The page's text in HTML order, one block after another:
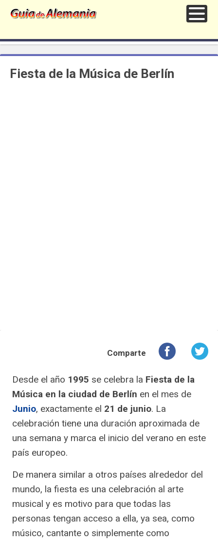
Fiesta de la Música de Berlín
Comparte
Desde el año 1995 se celebra la Fiesta de la
Música en la ciudad de Berlín en el mes de
Junio, exactamente el 21 de junio. La
celebración tiene una duración aproximada de
una semana y marca el inicio del verano en este
país europeo.
De manera similar a otros países alrededor del
mundo, la fiesta es una celebración al arte
musical y es motivo para que todas las
personas tengan acceso a ella, ya sea, como
músico, cantante o simplemente como